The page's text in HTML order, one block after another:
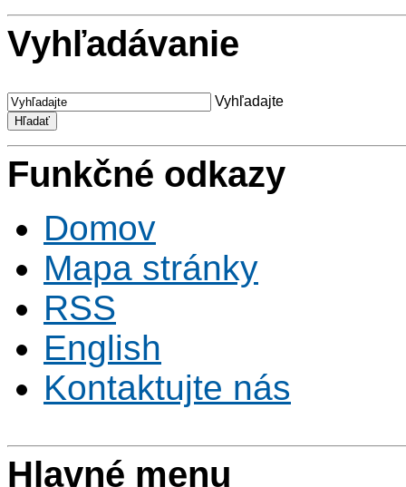
Vyhľadávanie
Vyhľadajte
Funkčné odkazy
Domov
Mapa stránky
RSS
English
Kontaktujte nás
Hlavné menu